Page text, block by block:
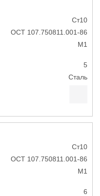
Ст10
ОСТ 107.750811.001-86
М1
5
Сталь
Ст10
ОСТ 107.750811.001-86
М1
6